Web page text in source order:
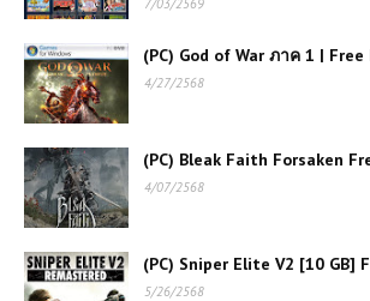
(PC) God of War ภาค 1 | Free
4/27/2568
(PC) Bleak Faith Forsaken
4/07/2568
(PC) Sniper Elite V2 [10 GB]
5/26/2568